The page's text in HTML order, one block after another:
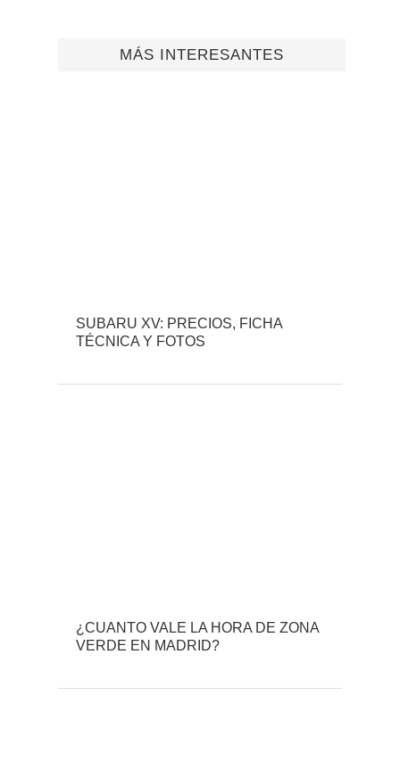
MÁS INTERESANTES
SUBARU XV: PRECIOS, FICHA
TÉCNICA Y FOTOS
¿CUANTO VALE LA HORA DE ZONA
VERDE EN MADRID?